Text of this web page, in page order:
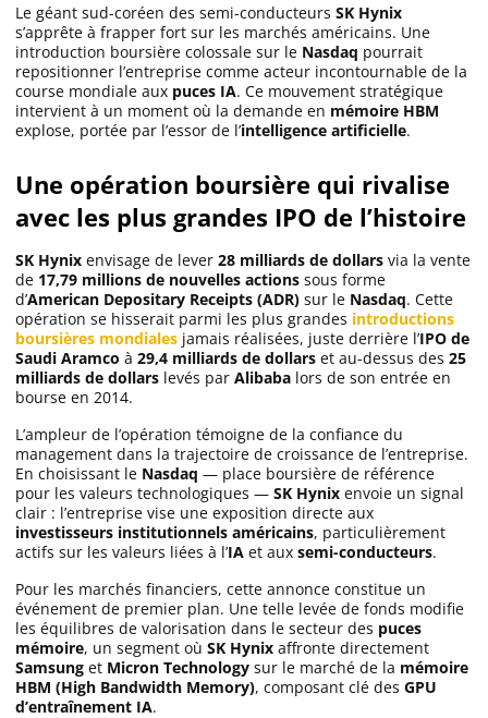
Le géant sud-coréen des semi-conducteurs SK Hynix
s’apprête à frapper fort sur les marchés américains. Une
introduction boursière colossale sur le Nasdaq pourrait
repositionner l’entreprise comme acteur incontournable de la
course mondiale aux puces IA. Ce mouvement stratégique
intervient à un moment où la demande en mémoire HBM
explose, portée par l’essor de l’intelligence artificielle.
Une opération boursière qui rivalise
avec les plus grandes IPO de l’histoire
SK Hynix envisage de lever 28 milliards de dollars via la vente
de 17,79 millions de nouvelles actions sous forme
d’American Depositary Receipts (ADR) sur le Nasdaq. Cette
opération se hisserait parmi les plus grandes introductions
boursières mondiales jamais réalisées, juste derrière l’IPO de
Saudi Aramco à 29,4 milliards de dollars et au-dessus des 25
milliards de dollars levés par Alibaba lors de son entrée en
bourse en 2014.
L’ampleur de l’opération témoigne de la confiance du
management dans la trajectoire de croissance de l’entreprise.
En choisissant le Nasdaq — place boursière de référence
pour les valeurs technologiques — SK Hynix envoie un signal
clair : l’entreprise vise une exposition directe aux
investisseurs institutionnels américains, particulièrement
actifs sur les valeurs liées à l’IA et aux semi-conducteurs.
Pour les marchés financiers, cette annonce constitue un
événement de premier plan. Une telle levée de fonds modifie
les équilibres de valorisation dans le secteur des puces
mémoire, un segment où SK Hynix affronte directement
Samsung et Micron Technology sur le marché de la mémoire
HBM (High Bandwidth Memory), composant clé des GPU
d’entraînement IA.